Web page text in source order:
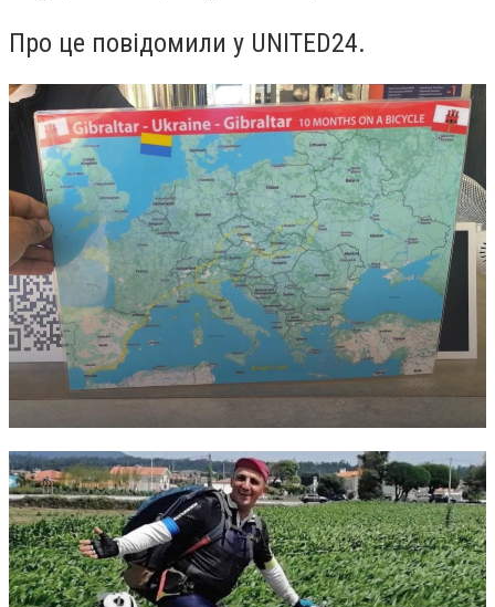
Про це повідомили у UNITED24.